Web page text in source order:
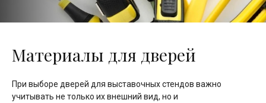
Материалы для дверей
При выборе дверей для выставочных стендов важно
учитывать не только их внешний вид, но и